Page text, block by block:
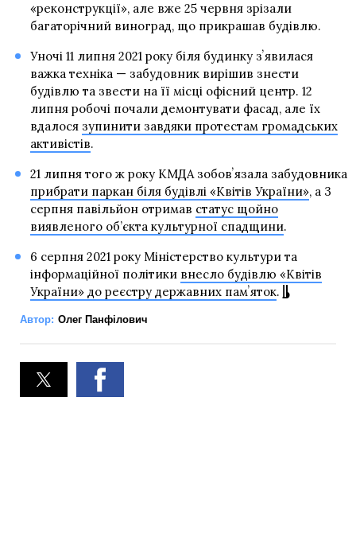
«реконструкції», але вже 25 червня зрізали
багаторічний виноград, що прикрашав будівлю.
Уночі 11 липня 2021 року біля будинку зʼявилася
важка техніка — забудовник вирішив знести
будівлю та звести на її місці офісний центр. 12
липня робочі почали демонтувати фасад, але їх
вдалося зупинити завдяки протестам громадських
активістів.
21 липня того ж року КМДА зобовʼязала забудовника
прибрати паркан біля будівлі «Квітів України», а 3
серпня павільйон отримав статус щойно
виявленого об’єкта культурної спадщини.
6 серпня 2021 року Міністерство культури та
інформаційної політики внесло будівлю «Квітів
України» до реєстру державних памʼяток.
Автор: Олег Панфілович